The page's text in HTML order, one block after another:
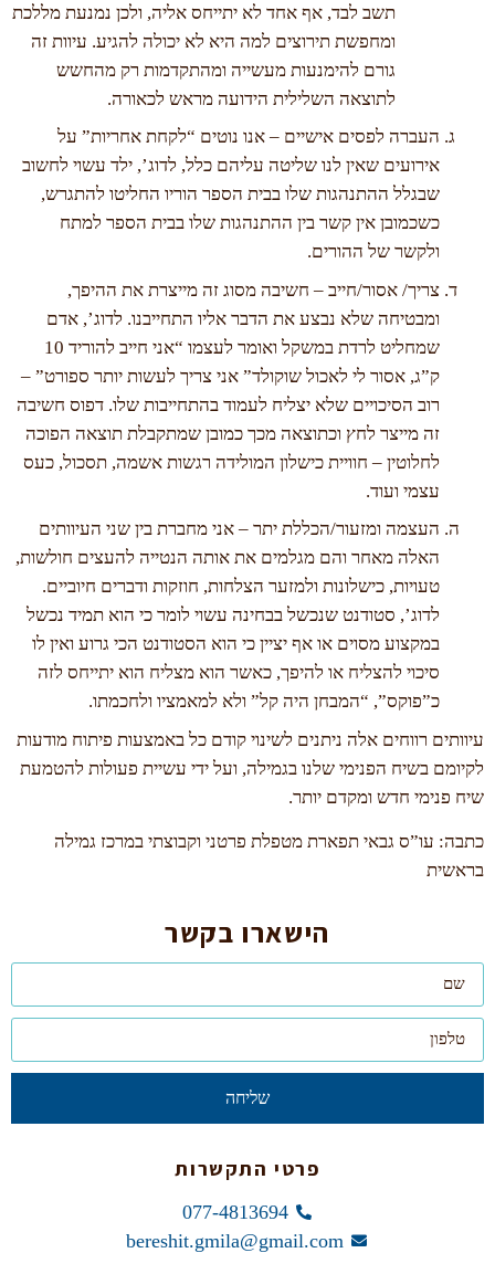
תשב לבד, אף אחד לא יתייחס אליה, ולכן נמנעת מללכת
ומחפשת תירוצים למה היא לא יכולה להגיע. עיוות זה
גורם להימנעות מעשייה ומהתקדמות רק מהחשש
לתוצאה השלילית הידועה מראש לכאורה.
העברה לפסים אישיים – אנו נוטים “לקחת אחריות” על
אירועים שאין לנו שליטה עליהם כלל, לדוג’, ילד עשוי לחשוב
שבגלל ההתנהגות שלו בבית הספר הוריו החליטו להתגרש,
כשכמובן אין קשר בין ההתנהגות שלו בבית הספר למתח
ולקשר של ההורים.
צריך/ אסור/חייב – חשיבה מסוג זה מייצרת את ההיפך,
ומבטיחה שלא נבצע את הדבר אליו התחייבנו. לדוג’, אדם
שמחליט לרדת במשקל ואומר לעצמו “אני חייב להוריד 10
ק”ג, אסור לי לאכול שוקולד” אני צריך לעשות יותר ספורט” –
רוב הסיכויים שלא יצליח לעמוד בהתחייבות שלו. דפוס חשיבה
זה מייצר לחץ וכתוצאה מכך כמובן שמתקבלת תוצאה הפוכה
לחלוטין – חוויית כישלון המולידה רגשות אשמה, תסכול, כעס
עצמי ועוד.
העצמה ומזעור/הכללת יתר – אני מחברת בין שני העיוותים
האלה מאחר והם מגלמים את אותה הנטייה להעצים חולשות,
טעויות, כישלונות ולמזער הצלחות, חוזקות ודברים חיוביים.
לדוג’, סטודנט שנכשל בבחינה עשוי לומר כי הוא תמיד נכשל
במקצוע מסוים או אף יציין כי הוא הסטודנט הכי גרוע ואין לו
סיכוי להצליח או להיפך, כאשר הוא מצליח הוא יתייחס לזה
כ”פוקס”, “המבחן היה קל” ולא למאמציו ולחכמתו.
עיוותים רווחים אלה ניתנים לשינוי קודם כל באמצעות פיתוח מודעות
לקיומם בשיח הפנימי שלנו בגמילה, ועל ידי עשיית פעולות להטמעת
שיח פנימי חדש ומקדם יותר.
כתבה: עו”ס גבאי תפארת מטפלת פרטני וקבוצתי במרכז גמילה
בראשית
הישארו בקשר
שליחה
פרטי התקשרות
077-4813694
bereshit.gmila@gmail.com